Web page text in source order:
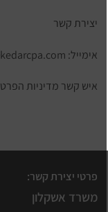
יצירת קשר
אימייל:
איש קשר מדיניות הפרטיות
פרטי יצירת קשר:
משרד אשקלון